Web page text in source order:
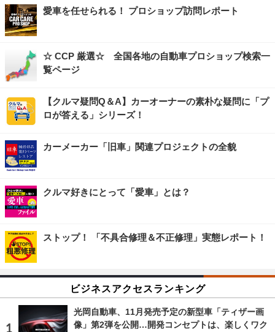
愛車を任せられる！ プロショップ訪問レポート
☆ CCP 厳選☆ 全国各地の自動車プロショップ検索一
覧ページ
【クルマ疑問Q＆A】カーオーナーの素朴な疑問に「プ
ロが答える」シリーズ！
カーメーカー「旧車」関連プロジェクトの全貌
クルマ好きにとって「愛車」とは？
ストップ！ 「不具合修理＆不正修理」実態レポート！
ビジネスアクセスランキング
光岡自動車、11月発売予定の新型車「ティザー画
像」第2弾を公開…開発コンセプトは、楽しくワク